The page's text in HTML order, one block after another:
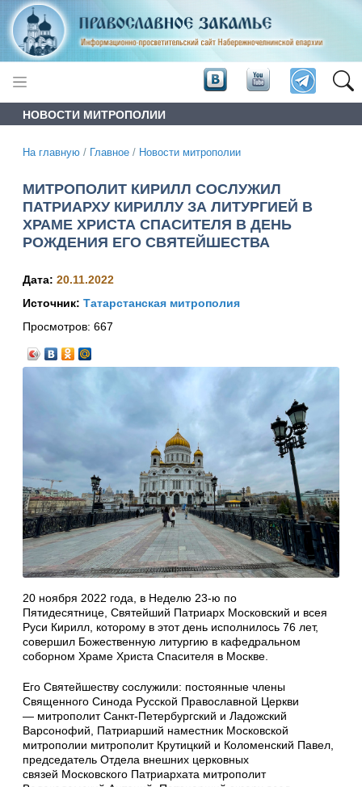
НОВОСТИ МИТРОПОЛИИ
На главную / Главное / Новости митрополии
МИТРОПОЛИТ КИРИЛЛ СОСЛУЖИЛ
ПАТРИАРХУ КИРИЛЛУ ЗА ЛИТУРГИЕЙ В
ХРАМЕ ХРИСТА СПАСИТЕЛЯ В ДЕНЬ
РОЖДЕНИЯ ЕГО СВЯТЕЙШЕСТВА
Дата: 20.11.2022
Источник: Татарстанская митрополия
Просмотров: 667
20 ноября 2022 года, в Неделю 23-ю по
Пятидесятнице, Святейший Патриарх Московский и всея
Руси Кирилл, которому в этот день исполнилось 76 лет,
совершил Божественную литургию в кафедральном
соборном Храме Христа Спасителя в Москве.
Его Святейшеству сослужили: постоянные члены
Священного Синода Русской Православной Церкви
— митрополит Санкт-Петербургский и Ладожский
Варсонофий, Патриарший наместник Московской
митрополии митрополит Крутицкий и Коломенский Павел,
председатель Отдела внешних церковных
связей Московского Патриархата митрополит